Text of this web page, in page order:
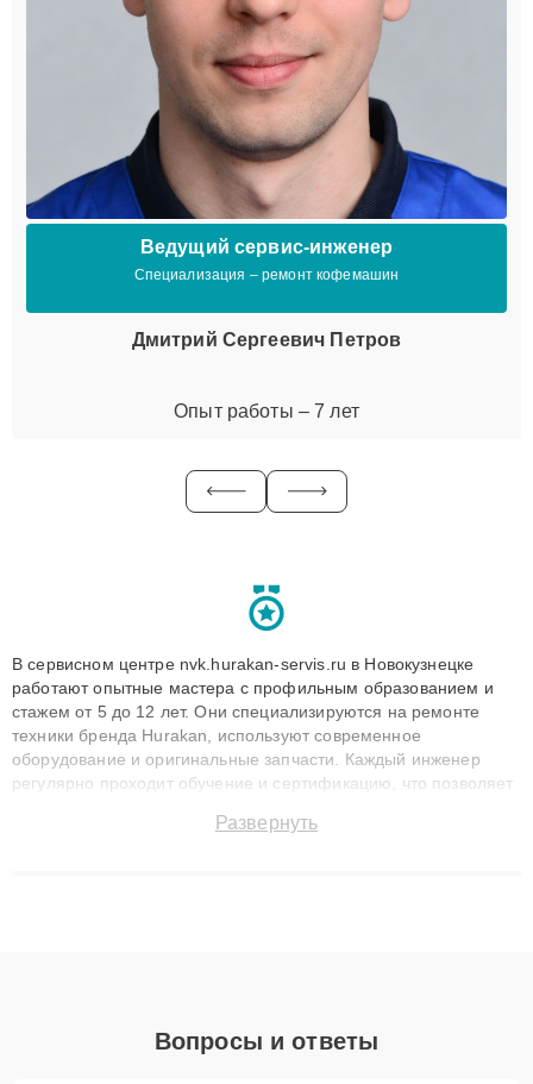
Ведущий сервис-инженер
Специализация – ремонт кофемашин
Дмитрий Сергеевич Петров
Опыт работы – 7 лет
В сервисном центре nvk.hurakan-servis.ru в Новокузнецке
работают опытные мастера с профильным образованием и
стажем от 5 до 12 лет. Они специализируются на ремонте
техники бренда Hurakan, используют современное
оборудование и оригинальные запчасти. Каждый инженер
регулярно проходит обучение и сертификацию, что позволяет
технику с сохранением гарантии до 3 лет. Наши мастера
Развернуть
Вопросы и ответы